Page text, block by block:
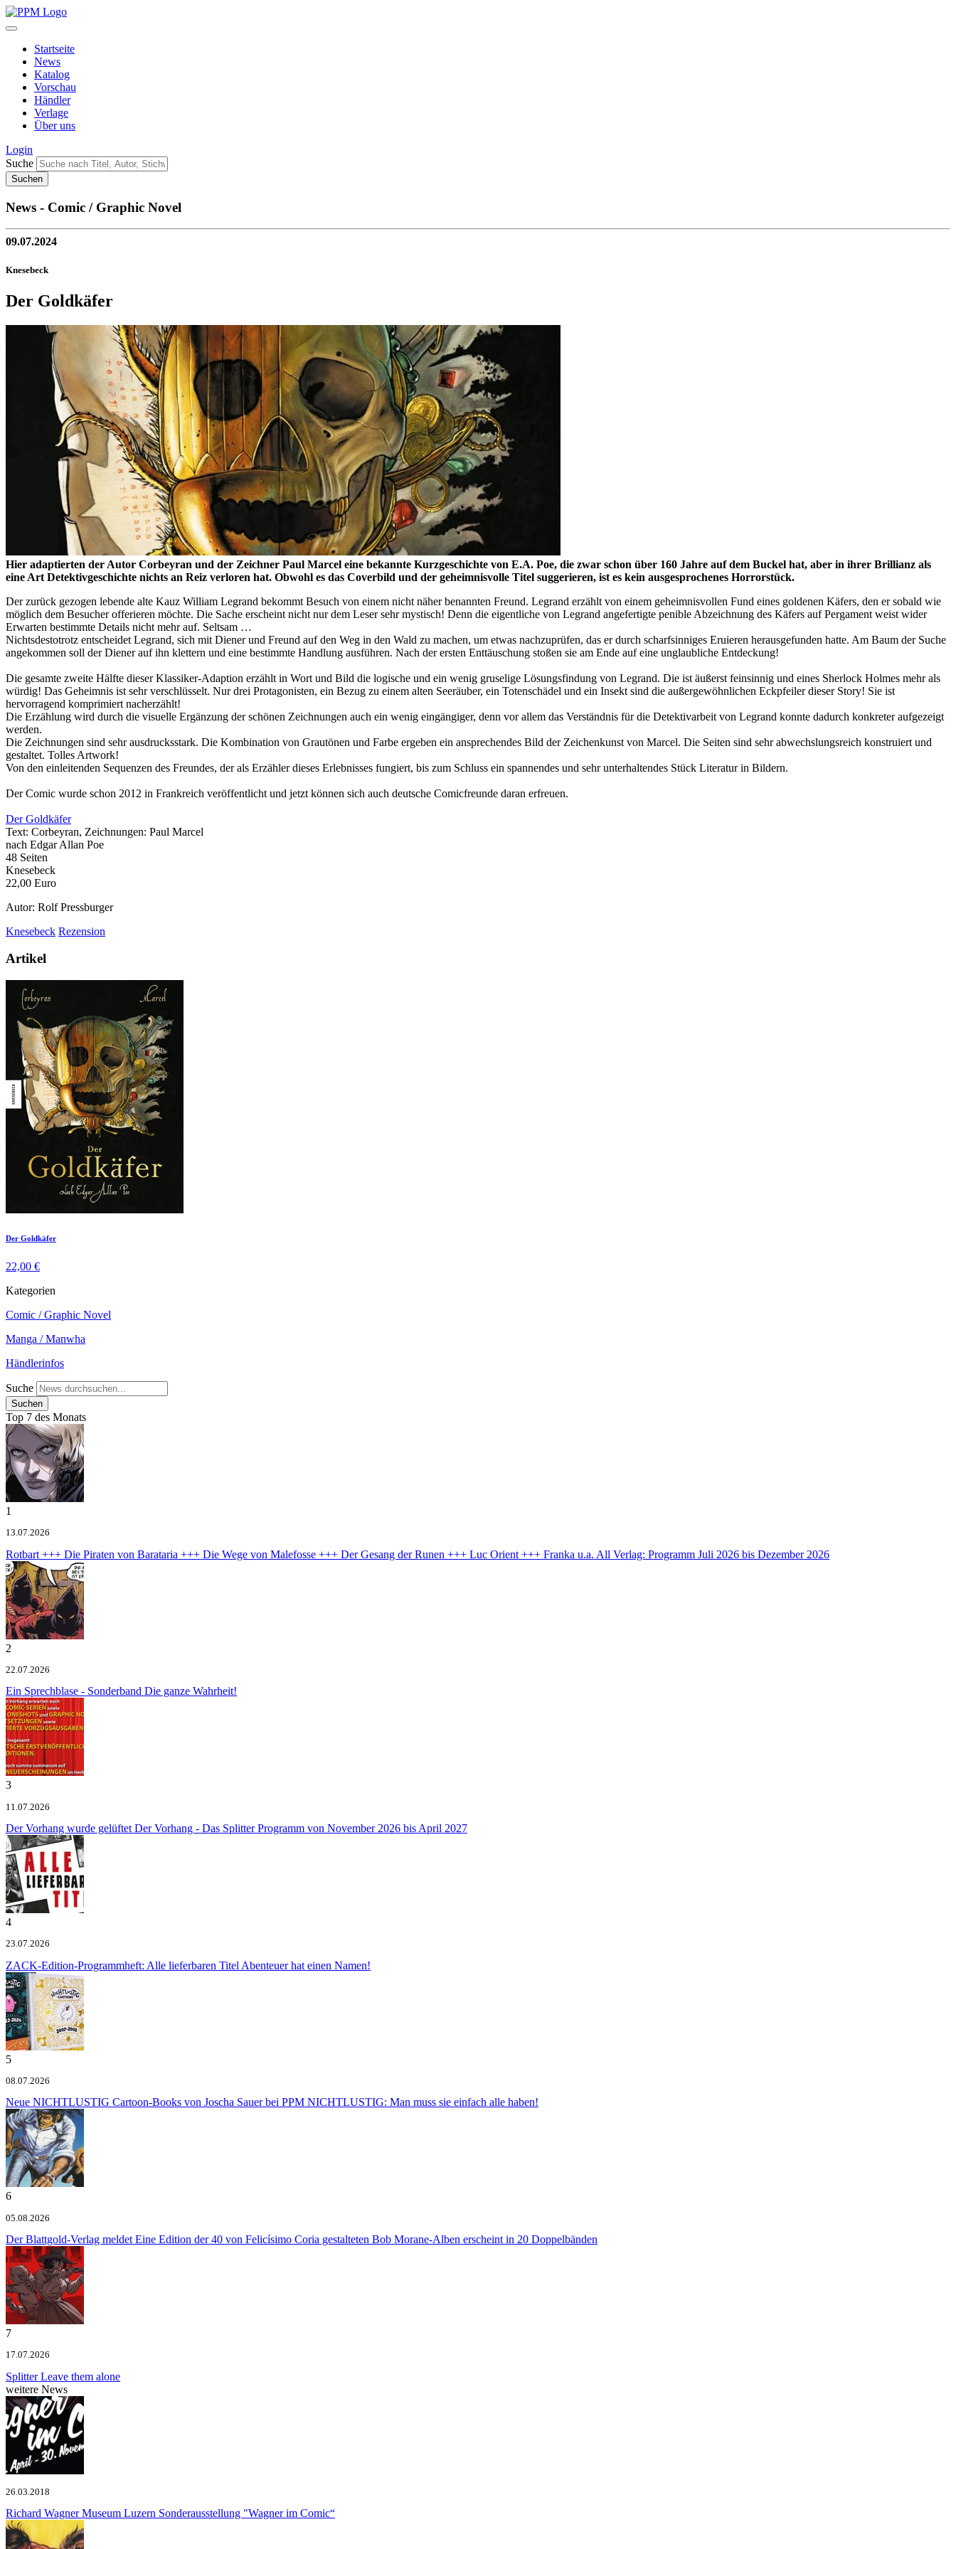
Startseite
News
Katalog
Vorschau
Händler
Verlage
Über uns
Login
Suche
News - Comic / Graphic Novel
09.07.2024
Knesebeck
Der Goldkäfer
Hier adaptierten der Autor Corbeyran und der Zeichner Paul Marcel eine bekannte Kurzgeschichte von E.A. Poe, die zwar schon über 160 Jahre auf dem Buckel hat, aber in ihrer Brillianz als
eine Art Detektivgeschichte nichts an Reiz verloren hat. Obwohl es das Coverbild und der geheimnisvolle Titel suggerieren, ist es kein ausgesprochenes Horrorstück.
Der zurück gezogen lebende alte Kauz William Legrand bekommt Besuch von einem nicht näher benannten Freund. Legrand erzählt von einem geheimnisvollen Fund eines goldenen Käfers, den er sobald wie
möglich dem Besucher offerieren möchte. Die Sache erscheint nicht nur dem Leser sehr mystisch! Denn die eigentliche von Legrand angefertigte penible Abzeichnung des Käfers auf Pergament weist wider
Erwarten bestimmte Details nicht mehr auf. Seltsam …
Nichtsdestotrotz entscheidet Legrand, sich mit Diener und Freund auf den Weg in den Wald zu machen, um etwas nachzuprüfen, das er durch scharfsinniges Eruieren herausgefunden hatte. Am Baum der Suche
angekommen soll der Diener auf ihn klettern und eine bestimmte Handlung ausführen. Nach der ersten Enttäuschung stoßen sie am Ende auf eine unglaubliche Entdeckung!
Die gesamte zweite Hälfte dieser Klassiker-Adaption erzählt in Wort und Bild die logische und ein wenig gruselige Lösungsfindung von Legrand. Die ist äußerst feinsinnig und eines Sherlock Holmes mehr als
würdig! Das Geheimnis ist sehr verschlüsselt. Nur drei Protagonisten, ein Bezug zu einem alten Seeräuber, ein Totenschädel und ein Insekt sind die außergewöhnlichen Eckpfeiler dieser Story! Sie ist
hervorragend komprimiert nacherzählt!
Die Erzählung wird durch die visuelle Ergänzung der schönen Zeichnungen auch ein wenig eingängiger, denn vor allem das Verständnis für die Detektivarbeit von Legrand konnte dadurch konkreter aufgezeigt
werden.
Die Zeichnungen sind sehr ausdrucksstark. Die Kombination von Grautönen und Farbe ergeben ein ansprechendes Bild der Zeichenkunst von Marcel. Die Seiten sind sehr abwechslungsreich konstruiert und
gestaltet. Tolles Artwork!
Von den einleitenden Sequenzen des Freundes, der als Erzähler dieses Erlebnisses fungiert, bis zum Schluss ein spannendes und sehr unterhaltendes Stück Literatur in Bildern.
Der Comic wurde schon 2012 in Frankreich veröffentlicht und jetzt können sich auch deutsche Comicfreunde daran erfreuen.
Der Goldkäfer
Text: Corbeyran, Zeichnungen: Paul Marcel
nach Edgar Allan Poe
48 Seiten
Knesebeck
22,00 Euro
Autor: Rolf Pressburger
Knesebeck Rezension
Artikel
Der Goldkäfer
22,00 €
Kategorien
Comic / Graphic Novel
Manga / Manwha
Händlerinfos
Suche
Top 7 des Monats
1
13.07.2026
Rotbart +++ Die Piraten von Barataria +++ Die Wege von Malefosse +++ Der Gesang der Runen +++ Luc Orient +++ Franka u.a. All Verlag: Programm Juli 2026 bis Dezember 2026
2
22.07.2026
Ein Sprechblase - Sonderband Die ganze Wahrheit!
3
11.07.2026
Der Vorhang wurde gelüftet Der Vorhang - Das Splitter Programm von November 2026 bis April 2027
4
23.07.2026
ZACK-Edition-Programmheft: Alle lieferbaren Titel Abenteuer hat einen Namen!
5
08.07.2026
Neue NICHTLUSTIG Cartoon-Books von Joscha Sauer bei PPM NICHTLUSTIG: Man muss sie einfach alle haben!
6
05.08.2026
Der Blattgold-Verlag meldet Eine Edition der 40 von Felicísimo Coria gestalteten Bob Morane-Alben erscheint in 20 Doppelbänden
7
17.07.2026
SplitterLeave them alone
weitere News
26.03.2018
Richard Wagner Museum Luzern Sonderausstellung "Wagner im Comic“